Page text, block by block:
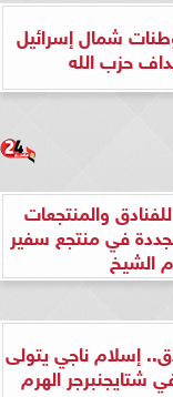
شمال إسرائيل
حزب الله
والمنتجعات
في منتجع سفير
الشيخ
إسلام ناجي يتولى
شتايجنبرجر الهرم